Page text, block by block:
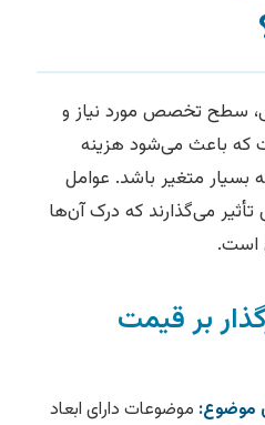
سطح تخصص مورد نیاز و
که باعث می‌شود هزینه
بسیار متغیر باشد. عوامل
می‌گذارند که درک آن‌ها
است.
بر قیمت
موضوع: موضوعات دارای ابعاد